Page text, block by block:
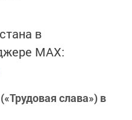
в
MАХ:
слава») в